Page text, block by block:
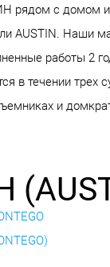
рядом с домом
AUSTIN. Наши
работы 2
в течении трех
и